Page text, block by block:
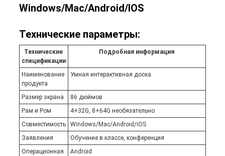
Windows/Mac/Android/IOS
Технические параметры:
Технические
спецификации
Подробная информация
Наименование
продукта
Умная интерактивная доска
Размер экрана
86 дюймов
Рам и Ром
4+32G, 8+64G необязательно
Совместимость
Windows/Mac/Android/iOS
Заявления
Обучение в классе, конференция
Операционная
Android